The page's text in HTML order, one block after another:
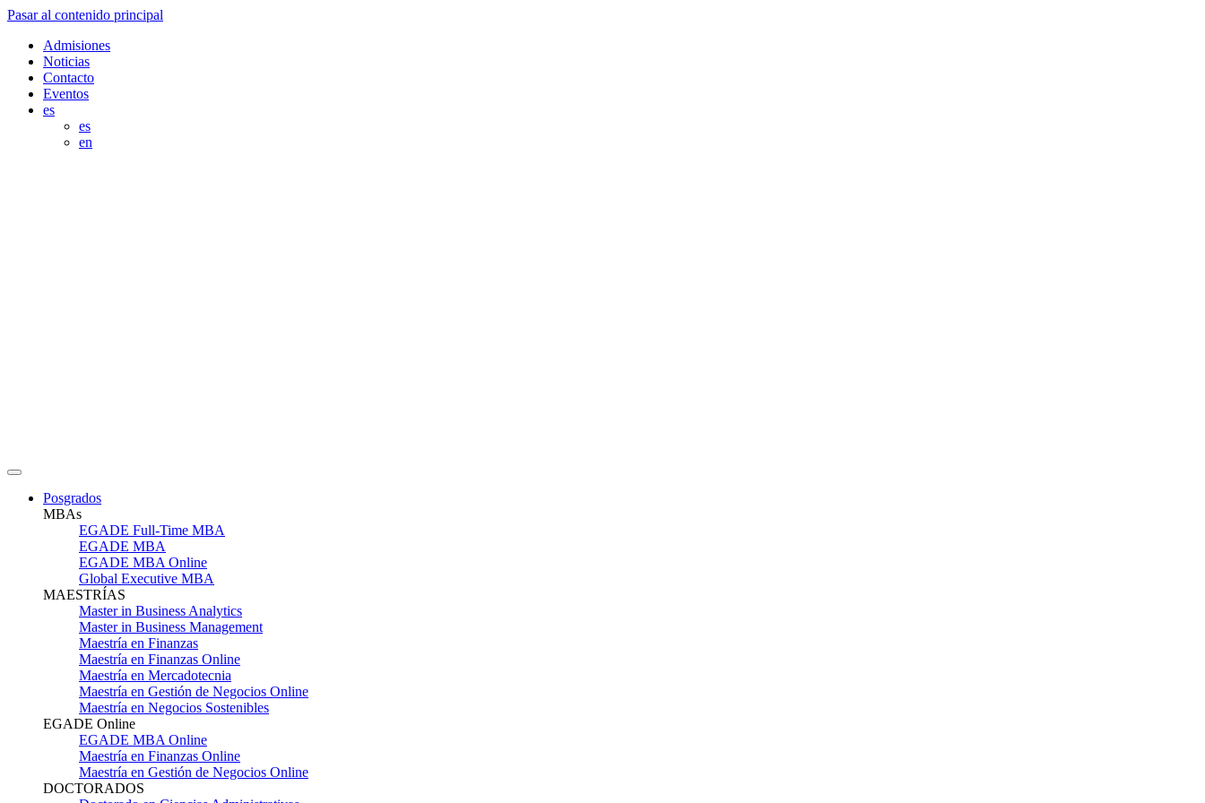
Pasar al contenido principal
Admisiones
Noticias
Contacto
Eventos
es
es
en
Posgrados
MBAs
EGADE Full-Time MBA
EGADE MBA
EGADE MBA Online
Global Executive MBA
MAESTRÍAS
Master in Business Analytics
Master in Business Management
Maestría en Finanzas
Maestría en Finanzas Online
Maestría en Mercadotecnia
Maestría en Gestión de Negocios Online
Maestría en Negocios Sostenibles
EGADE Online
EGADE MBA Online
Maestría en Finanzas Online
Maestría en Gestión de Negocios Online
DOCTORADOS